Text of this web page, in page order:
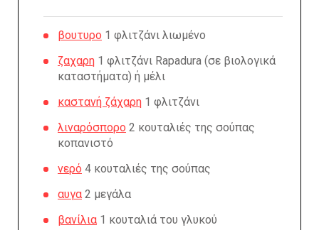
βουτυρο 1 φλιτζάνι λιωμένο
ζαχαρη 1 φλιτζάνι Rapadura (σε βιολογικά
καταστήματα) ή μέλι
καστανή ζάχαρη 1 φλιτζάνι
λιναρόσπορο 2 κουταλιές της σούπας
κοπανιστό
νερό 4 κουταλιές της σούπας
αυγα 2 μεγάλα
βανίλια 1 κουταλιά του γλυκού